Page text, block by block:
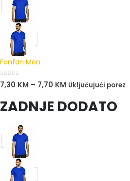
Fanfan Men
0out of 5
7,30 KM – 7,70 KM Uključujući porez
ZADNJE DODATO